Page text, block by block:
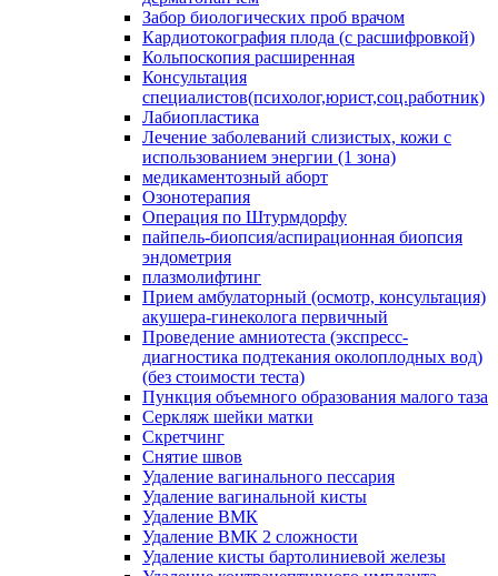
Забор биологических проб врачом
Кардиотокография плода (с расшифровкой)
Кольпоскопия расширенная
Консультация
специалистов(психолог,юрист,соц.работник)
Лабиопластика
Лечение заболеваний слизистых, кожи с
использованием энергии (1 зона)
медикаментозный аборт
Озонотерапия
Операция по Штурмдорфу
пайпель-биопсия/аспирационная биопсия
эндометрия
плазмолифтинг
Прием амбулаторный (осмотр, консультация)
акушера-гинеколога первичный
Проведение амниотеста (экспресс-
диагностика подтекания околоплодных вод)
(без стоимости теста)
Пункция объемного образования малого таза
Серкляж шейки матки
Скретчинг
Снятие швов
Удаление вагинального пессария
Удаление вагинальной кисты
Удаление ВМК
Удаление ВМК 2 сложности
Удаление кисты бартолиниевой железы